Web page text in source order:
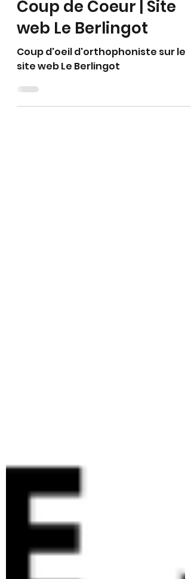
Sharon Burgess
Feb 2, 2025
Coup de Coeur | Site
web Le Berlingot
Coup d'oeil d'orthophoniste sur le
site web Le Berlingot